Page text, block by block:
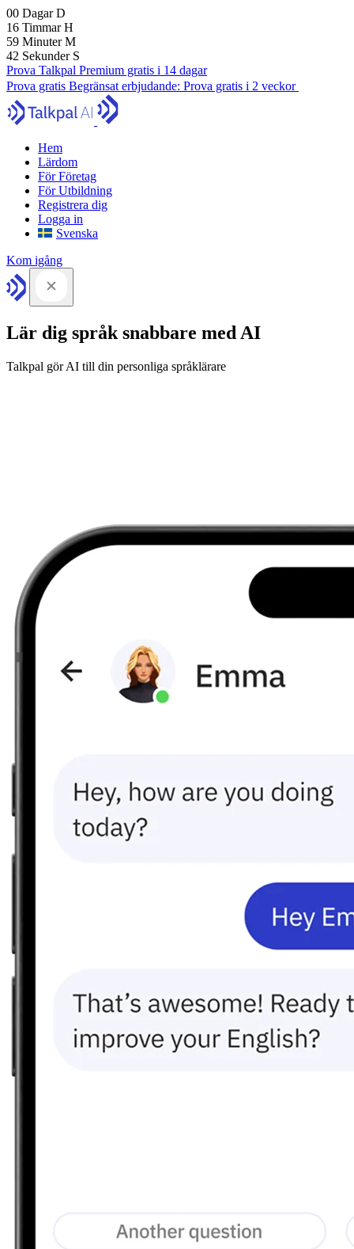
00 DagarD
16 TimmarH
59 MinuterM
42 Sekunder S
Prova Talkpal Premium gratis i 14 dagar
Prova gratis Begränsat erbjudande: Prova gratis i 2 veckor
Hem
Lärdom
För Företag
För Utbildning
Registrera dig
Logga in
Svenska
Kom igång
Lär dig språk snabbare med AI
Talkpal gör AI till din personliga språklärare